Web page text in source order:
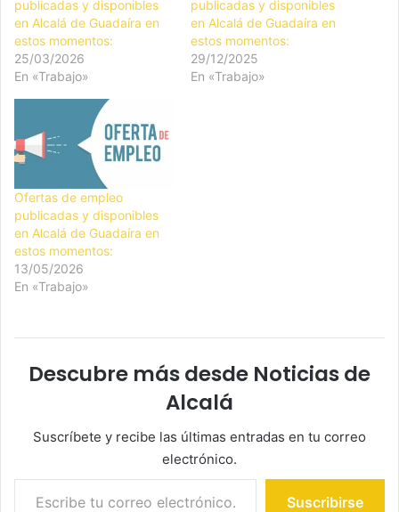
publicadas y disponibles
en Alcalá de Guadaíra en
estos momentos:
25/03/2026
En «Trabajo»
publicadas y disponibles
en Alcalá de Guadaíra en
estos momentos:
29/12/2025
En «Trabajo»
Ofertas de empleo
publicadas y disponibles
en Alcalá de Guadaíra en
estos momentos:
13/05/2026
En «Trabajo»
Descubre más desde Noticias de
Alcalá
Suscríbete y recibe las últimas entradas en tu correo
electrónico.
Escribe tu correo electrónico…
Suscribirse